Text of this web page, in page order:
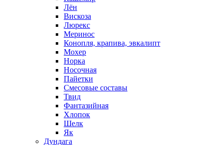
Лён
Вискоза
Люрекс
Меринос
Конопля, крапива, эвкалипт
Мохер
Норка
Носочная
Пайетки
Смесовые составы
Твид
Фантазийная
Хлопок
Шелк
Як
Дундага